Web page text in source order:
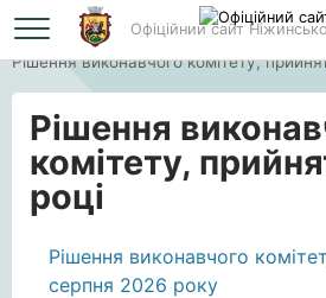
Офіційний сайт
Головна
Рішення виконавчого комітету,
Рішення
комітету,
році
Рішення виконавчого
серпня 2026 року